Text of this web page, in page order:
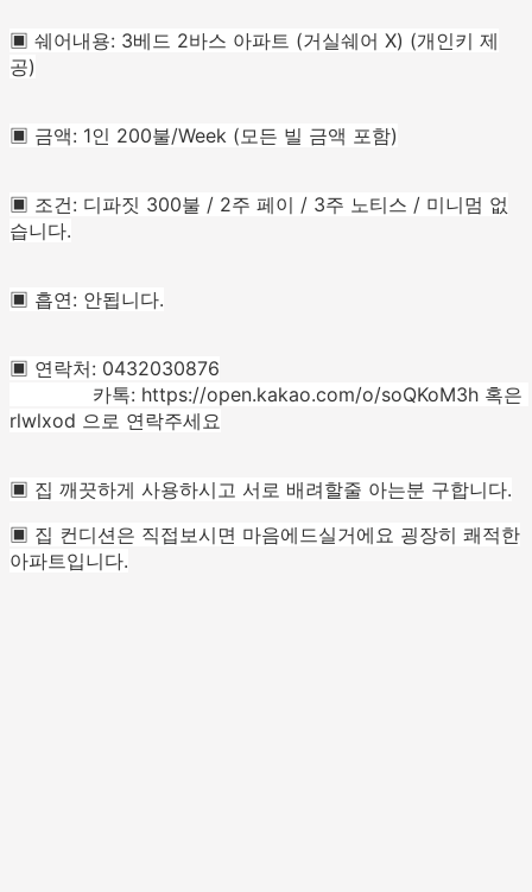
▣ 쉐어내용: 3베드 2바스 아파트 (거실쉐어 X) (개인키 제
공)
▣ 금액: 1인 200불/Week (모든 빌 금액 포함)
▣ 조건: 디파짓 300불 / 2주 페이 / 3주 노티스 / 미니멈 없
습니다.
▣ 흡연: 안됩니다.
▣ 연락처: 0432030876
rlwlxod 으로 연락주세요
▣ 집 깨끗하게 사용하시고 서로 배려할줄 아는분 구합니다.
▣ 집 컨디션은 직접보시면 마음에드실거에요 굉장히 쾌적한
아파트입니다.